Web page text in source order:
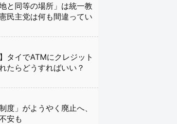
と同等の場所」は統一教
民主党は何も間違ってい
タイでATMにクレジット
たらどうすればいい？
度」がようやく廃止へ、
安も